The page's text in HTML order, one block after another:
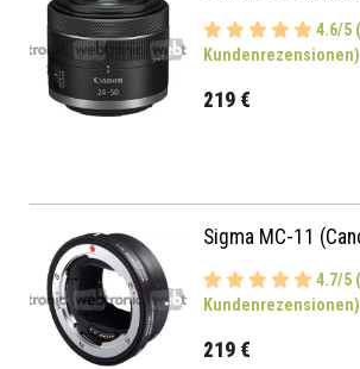
4.6/5
Kundenrezensionen)
219 €
Sigma MC-11
4.7/5
Kundenrezensionen)
219 €